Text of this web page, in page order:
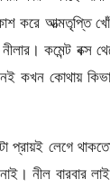
করে আত্মতৃপ্তি
কমেন্ট বক্স
কখন কোথায়
প্রায়ই লেগে
নীল বারবার